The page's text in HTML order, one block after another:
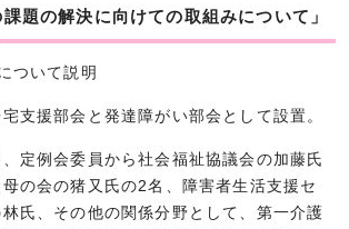
題の解決に向けての取組みについて」
ついて説明
支援部会と発達障がい部会として設置。
定例会委員から社会福祉協議会の加藤氏
の会の猪又氏の2名、障害者生活支援セ
氏、その他の関係分野として、第一介護